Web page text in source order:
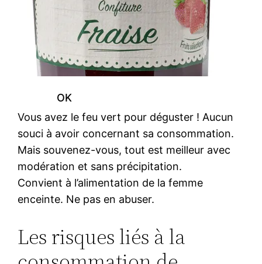
OK
Vous avez le feu vert pour déguster ! Aucun
souci à avoir concernant sa consommation.
Mais souvenez-vous, tout est meilleur avec
modération et sans précipitation.
Convient à l’alimentation de la femme
enceinte. Ne pas en abuser.
Les risques liés à la